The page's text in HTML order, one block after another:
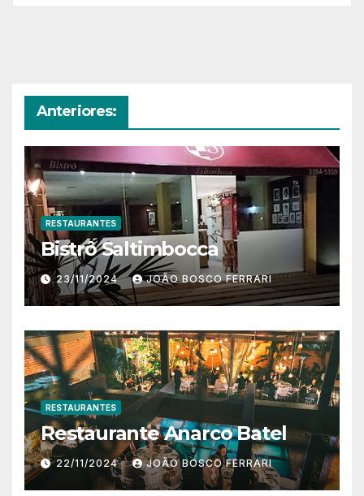
Anteriores:
RESTAURANTES
Bistrô Saltimbocca
23/11/2024 JOÃO BOSCO FERRARI
RESTAURANTES
Restaurante Anarco Batel
22/11/2024 JOÃO BOSCO FERRARI